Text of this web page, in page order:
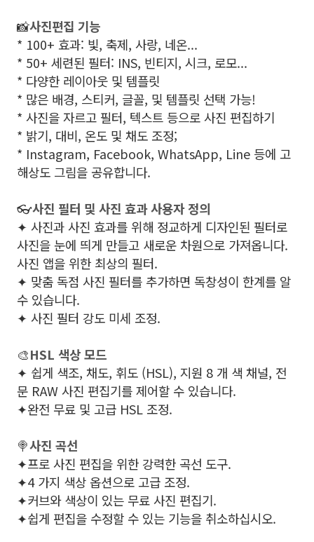
📸사진편집 기능
* 100+ 효과: 빛, 축제, 사랑, 네온...
* 50+ 세련된 필터: INS, 빈티지, 시크, 로모...
* 다양한 레이아웃 및 템플릿
* 많은 배경, 스티커, 글꼴, 및 템플릿 선택 가능!
* 사진을 자르고 필터, 텍스트 등으로 사진 편집하기
* 밝기, 대비, 온도 및 채도 조정;
* Instagram, Facebook, WhatsApp, Line 등에 고
해상도 그림을 공유합니다.
👓사진 필터 및 사진 효과 사용자 정의
✦ 사진과 사진 효과를 위해 정교하게 디자인된 필터로
사진을 눈에 띄게 만들고 새로운 차원으로 가져옵니다.
사진 앱을 위한 최상의 필터.
✦ 맞춤 독점 사진 필터를 추가하면 독창성이 한계를 알
수 있습니다.
✦ 사진 필터 강도 미세 조정.
🎨HSL 색상 모드
✦ 쉽게 색조, 채도, 휘도 (HSL), 지원 8 개 색 채널, 전
문 RAW 사진 편집기를 제어할 수 있습니다.
✦완전 무료 및 고급 HSL 조정.
🍭사진 곡선
✦프로 사진 편집을 위한 강력한 곡선 도구.
✦4 가지 색상 옵션으로 고급 조정.
✦커브와 색상이 있는 무료 사진 편집기.
✦쉽게 편집을 수정할 수 있는 기능을 취소하십시오.